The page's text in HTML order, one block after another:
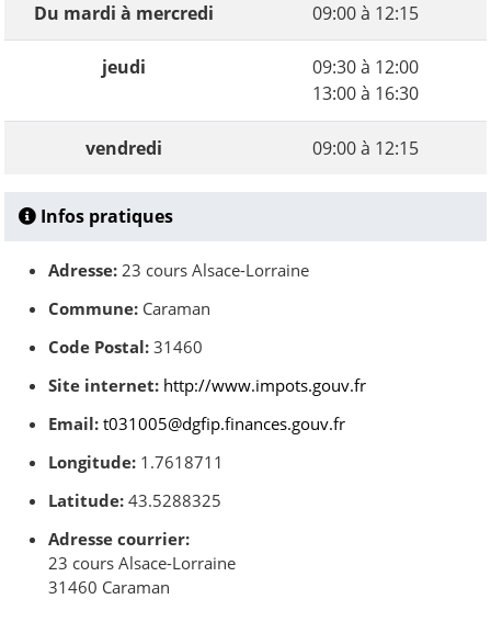
Du mardi à mercredi 09:00 à 12:15
jeudi
09:30 à 12:00
13:00 à 16:30
vendredi 09:00 à 12:15
Infos pratiques
Adresse: 23 cours Alsace-Lorraine
Commune: Caraman
Code Postal: 31460
Site internet: http://www.impots.gouv.fr
Email: t031005@dgfip.finances.gouv.fr
Longitude: 1.7618711
Latitude: 43.5288325
Adresse courrier:
23 cours Alsace-Lorraine
31460 Caraman